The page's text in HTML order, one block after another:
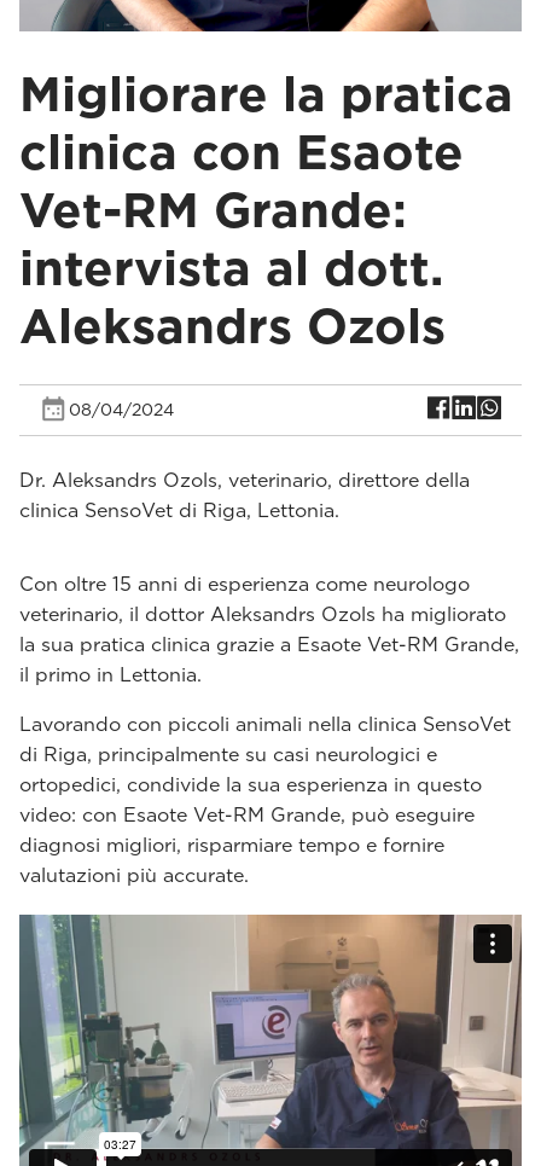
Migliorare la pratica
clinica con Esaote
Vet-RM Grande:
intervista al dott.
Aleksandrs Ozols
08/04/2024
Dr. Aleksandrs Ozols, veterinario, direttore della
clinica SensoVet di Riga, Lettonia.
Con oltre 15 anni di esperienza come neurologo
veterinario, il dottor Aleksandrs Ozols ha migliorato
la sua pratica clinica grazie a Esaote Vet-RM Grande,
il primo in Lettonia.
Lavorando con piccoli animali nella clinica SensoVet
di Riga, principalmente su casi neurologici e
ortopedici, condivide la sua esperienza in questo
video: con Esaote Vet-RM Grande, può eseguire
diagnosi migliori, risparmiare tempo e fornire
valutazioni più accurate.